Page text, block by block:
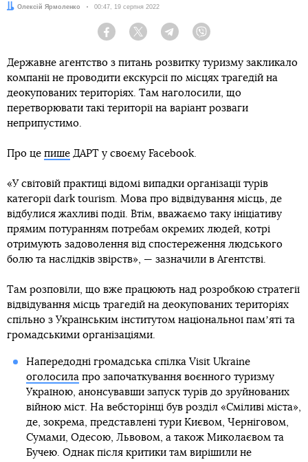
Автор:
Олексій Ярмоленко Дата:
00:47, 19 серпня 2022
Facebook Twitter Telegram
Державне агентство з питань розвитку туризму закликало
компанії не проводити екскурсії по місцях трагедій на
деокупованих територіях. Там наголосили, що
перетворювати такі території на варіант розваги
неприпустимо.
Про це пише ДАРТ у своєму Facebook.
«У світовій практиці відомі випадки організації турів
категорії dark tourism. Мова про відвідування місць, де
відбулися жахливі події. Втім, вважаємо таку ініціативу
прямим потуранням потребам окремих людей, котрі
отримують задоволення від спостереження людського
болю та наслідків звірств», — зазначили в Агентстві.
Там розповіли, що вже працюють над розробкою стратегії
відвідування місць трагедій на деокупованих територіях
спільно з Українським інститутом національної памʼяті та
громадськими організаціями.
Напередодні громадська спілка Visit Ukraine
оголосилапро започаткування воєнного туризму
Україною, анонсувавши запуск турів до зруйнованих
війною міст. На вебсторінці був розділ «Сміливі міста»,
де, зокрема, представлені тури Києвом, Черніговом,
Сумами, Одесою, Львовом, а також Миколаєвом та
Бучею. Однак після критики там вирішили не